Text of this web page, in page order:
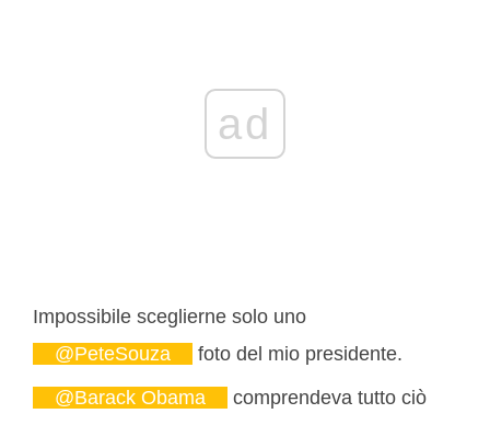
ad
Impossibile sceglierne solo uno
@PeteSouza
foto del mio presidente.
@Barack Obama
comprendeva tutto ciò